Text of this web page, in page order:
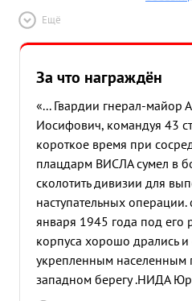
Ещё
За что награждён
«... Гвардии гнерал-майор
Иосифович, командуя 43
короткое время при
плацдарм ВИСЛА сумел в
сколотить дивизии для
наступательных
января 1945 года под его
корпуса хорошо дрались
укрепленным населенным
западном берегу .НИДА